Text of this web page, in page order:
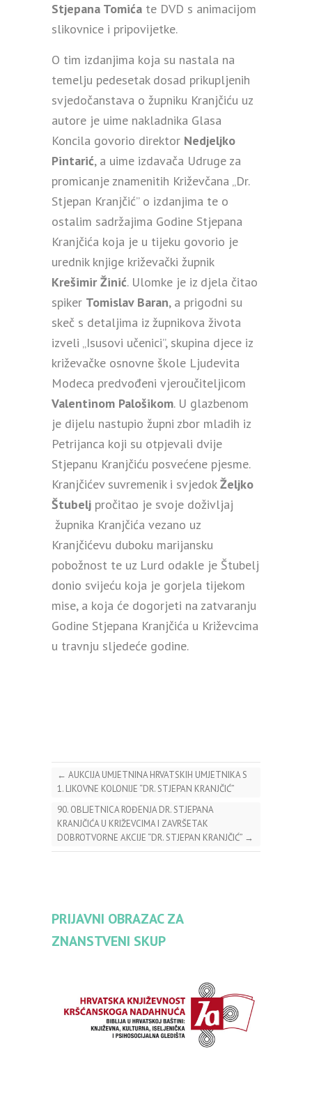
Stjepana Tomića te DVD s animacijom
slikovnice i pripovijetke.
O tim izdanjima koja su nastala na
temelju pedesetak dosad prikupljenih
svjedočanstava o župniku Kranjčiću uz
autore je uime nakladnika Glasa
Koncila govorio direktor Nedjeljko
Pintarić, a uime izdavača Udruge za
promicanje znamenitih Križevčana „Dr.
Stjepan Kranjčić” o izdanjima te o
ostalim sadržajima Godine Stjepana
Kranjčića koja je u tijeku govorio je
urednik knjige križevački župnik
Krešimir Žinić. Ulomke je iz djela čitao
spiker Tomislav Baran, a prigodni su
skeč s detaljima iz župnikova života
izveli „Isusovi učenici”, skupina djece iz
križevačke osnovne škole Ljudevita
Modeca predvođeni vjeroučiteljicom
Valentinom Palošikom. U glazbenom
je dijelu nastupio župni zbor mladih iz
Petrijanca koji su otpjevali dvije
Stjepanu Kranjčiću posvećene pjesme.
Kranjčićev suvremenik i svjedokŽeljko
Štubelj pročitao je svoje doživljaj
župnika Kranjčića vezano uz
Kranjčićevu duboku marijansku
pobožnost te uz Lurd odakle je Štubelj
donio svijeću koja je gorjela tijekom
mise, a koja će dogorjeti na zatvaranju
Godine Stjepana Kranjčića u Križevcima
u travnju sljedeće godine.
← AUKCIJA UMJETNINA HRVATSKIH UMJETNIKA S
1. LIKOVNE KOLONIJE “DR. STJEPAN KRANJČIĆ”
90. OBLJETNICA ROĐENJA DR. STJEPANA
KRANJČIĆA U KRIŽEVCIMA I ZAVRŠETAK
DOBROTVORNE AKCIJE “DR. STJEPAN KRANJČIĆ” →
PRIJAVNI OBRAZAC ZA
ZNANSTVENI SKUP